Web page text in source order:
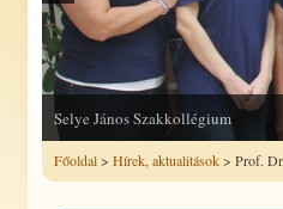
Selye János Szakkollégium
Főoldal> Hírek, aktualitások> Prof.